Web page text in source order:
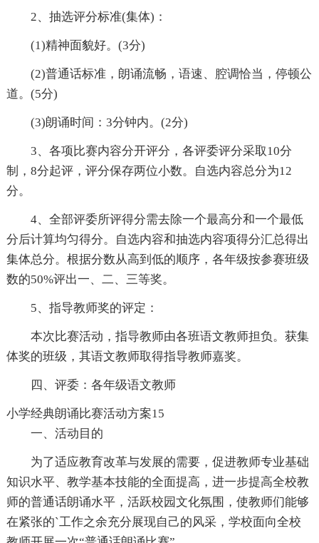
2、抽选评分标准(集体)：
(1)精神面貌好。(3分)
(2)普通话标准，朗诵流畅，语速、腔调恰当，停顿公
道。(5分)
(3)朗诵时间：3分钟内。(2分)
3、各项比赛内容分开评分，各评委评分采取10分
制，8分起评，评分保存两位小数。自选内容总分为12
分。
4、全部评委所评得分需去除一个最高分和一个最低
分后计算均匀得分。自选内容和抽选内容项得分汇总得出
集体总分。根据分数从高到低的顺序，各年级按参赛班级
数的50%评出一、二、三等奖。
5、指导教师奖的评定：
本次比赛活动，指导教师由各班语文教师担负。获集
体奖的班级，其语文教师取得指导教师嘉奖。
四、评委：各年级语文教师
小学经典朗诵比赛活动方案15
一、活动目的
为了适应教育改革与发展的需要，促进教师专业基础
知识水平、教学基本技能的全面提高，进一步提高全校教
师的普通话朗诵水平，活跃校园文化氛围，使教师们能够
在紧张的`工作之余充分展现自己的风采，学校面向全校